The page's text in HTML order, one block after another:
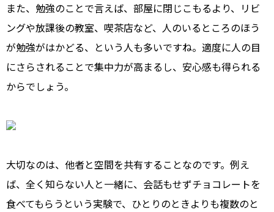
また、勉強のことで言えば、部屋に閉じこもるより、リビ
ングや放課後の教室、喫茶店など、人のいるところのほう
が勉強がはかどる、という人も多いですね。適度に人の目
にさらされることで集中力が高まるし、安心感も得られる
からでしょう。
大切なのは、他者と空間を共有することなのです。例え
ば、全く知らない人と一緒に、会話もせずチョコレートを
食べてもらうという実験で、ひとりのときよりも複数のと